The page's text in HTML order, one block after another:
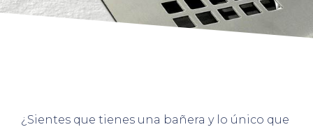
¿Sientes que tienes una bañera y lo único que